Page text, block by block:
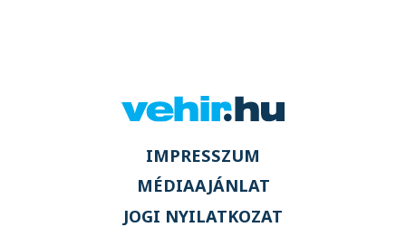
IMPRESSZUM
MÉDIAAJÁNLAT
JOGI NYILATKOZAT